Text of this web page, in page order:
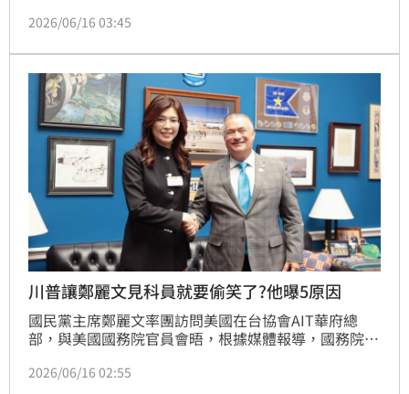
降了三級。對此，媒體人詹凌瑀也狠酸「鄭麗文這趟美
2026/06/16 03:45
川普讓鄭麗文見科員就要偷笑了?他曝5原因
國民黨主席鄭麗文率團訪問美國在台協會AIT華府總
部，與美國國務院官員會晤，根據媒體報導，國務院僅
降了三級。對此，律師陳君瑋也感嘆，鄭麗文把自己捧
2026/06/16 02:55